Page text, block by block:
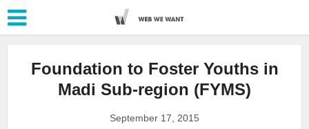
Foundation to Foster Youths in
Madi Sub-region (FYMS)
September 17, 2015